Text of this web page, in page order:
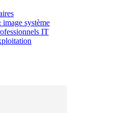
image système
IT